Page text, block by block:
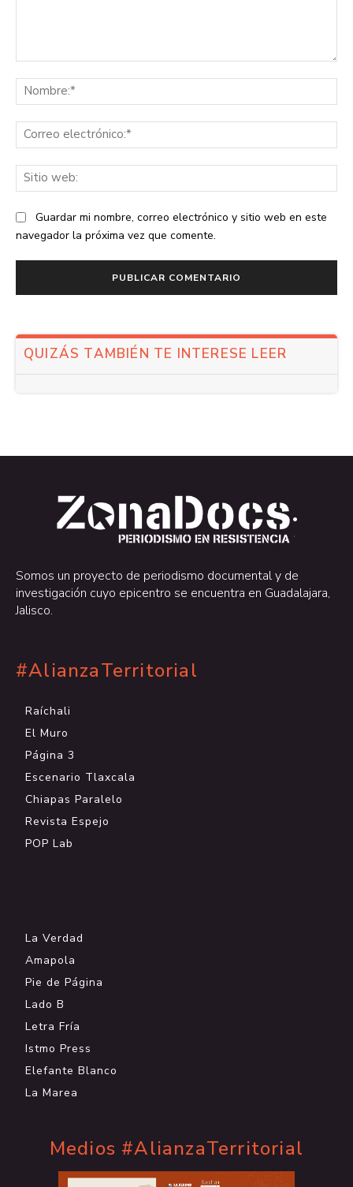
Guardar mi nombre, correo electrónico y sitio web en este
navegador la próxima vez que comente.
QUIZÁS TAMBIÉN TE INTERESE LEER
.
.
Somos un proyecto de periodismo documental y de
investigación cuyo epicentro se encuentra en Guadalajara,
Jalisco.
#AlianzaTerritorial
Raíchali
El Muro
Página 3
Escenario Tlaxcala
Chiapas Paralelo
Revista Espejo
POP Lab
La Verdad
Amapola
Pie de Página
Lado B
Letra Fría
Istmo Press
Elefante Blanco
La Marea
Medios #AlianzaTerritorial